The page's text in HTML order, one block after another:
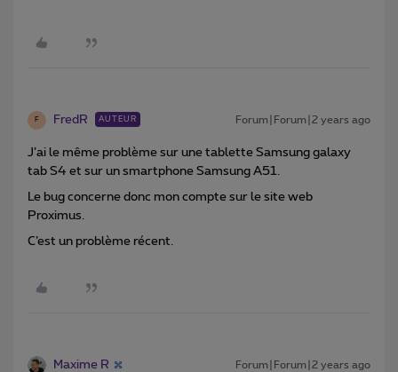
F FredR AUTEUR Forum|Forum|2 years ago
J’ai le même problème sur une tablette Samsung galaxy
tab S4 et sur un smartphone Samsung A51.
Le bug concerne donc mon compte sur le site web
Proximus.
C’est un problème récent.
Maxime R Forum|Forum|2 years ago